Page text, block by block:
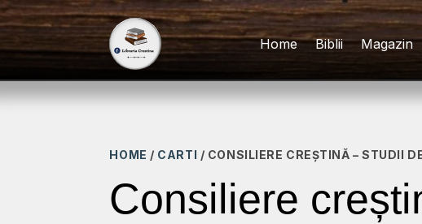
Home Biblii Magazin
HOME / CARTI / CONSILIERE CREȘTINĂ – STUDII
Consiliere